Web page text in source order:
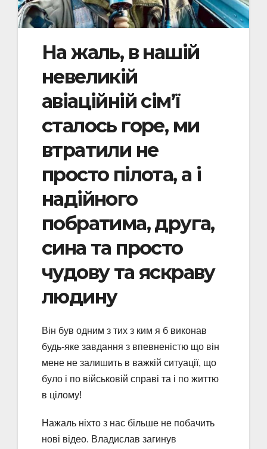
На жаль, в нашій
невеликій
авіаційній сімʼї
сталось горе, ми
втратили не
просто пілота, а і
надійного
побратима, друга,
сина та просто
чудову та яскраву
людину
Він був одним з тих з ким я б виконав
будь-яке завдання з впевненістю що він
мене не залишить в важкій ситуації, що
було і по військовій справі та і по життю
в цілому!
Нажаль ніхто з нас більше не побачить
нові відео. Владислав загинув